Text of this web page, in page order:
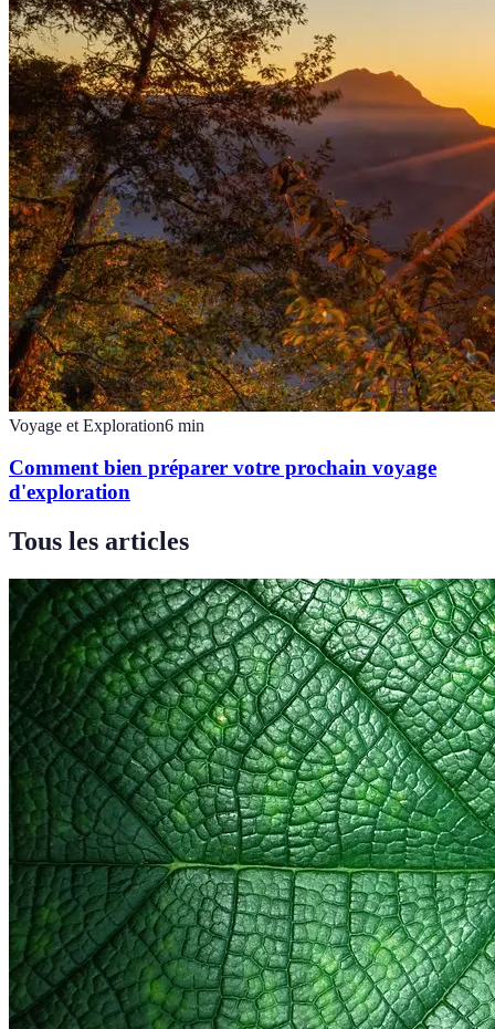
Voyage et Exploration6 min
Comment bien préparer votre prochain voyage
d'exploration
Tous les articles